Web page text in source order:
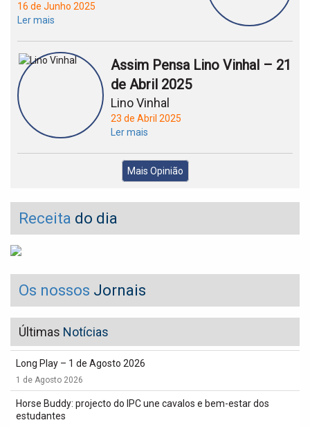
16 de Junho 2025
Ler mais
Assim Pensa Lino Vinhal – 21
de Abril 2025
Lino Vinhal
23 de Abril 2025
Ler mais
Mais Opinião
Receita do dia
Os nossos Jornais
Últimas Notícias
Long Play – 1 de Agosto 2026
1 de Agosto 2026
Horse Buddy: projecto do IPC une cavalos e bem-estar dos
estudantes